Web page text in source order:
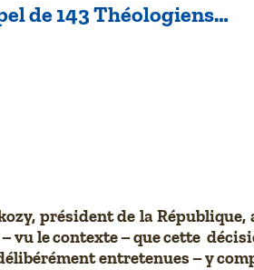
de 143 Théologiens…
président de la
vu le contexte – que cette
entretenues – y